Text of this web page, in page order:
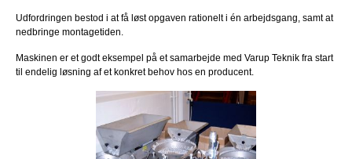
Udfordringen bestod i at få løst opgaven rationelt i én arbejdsgang, samt at
nedbringe montagetiden.
Maskinen er et godt eksempel på et samarbejde med Varup Teknik fra start
til endelig løsning af et konkret behov hos en producent.